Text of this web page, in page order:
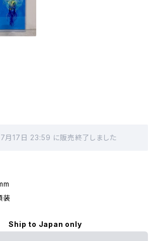
月17日 23:59 に販売終了しました
装
Ship to Japan only